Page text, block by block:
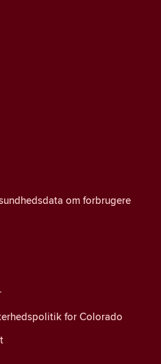
om forbrugere
for Colorado